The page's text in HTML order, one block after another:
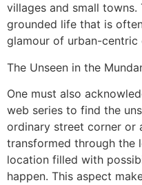
villages and small
grounded life that is
glamour of urban-centric
The Unseen in the
One must also
web series to find the
ordinary street corner or
transformed through the
location filled with
happen. This aspect